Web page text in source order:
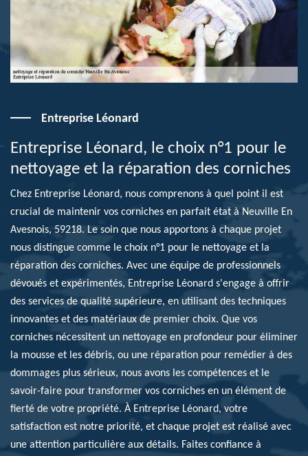
Entreprise Léonard
Entreprise Léonard, le choix n°1 pour le
nettoyage et la réparation des corniches
Chez Entreprise Léonard, nous comprenons à quel point il est
crucial de maintenir vos corniches en parfait état à Neuville En
Avesnois, 59218. Le soin que nous apportons à chaque projet
nous distingue comme le choix n°1 pour le nettoyage et la
réparation des corniches. Avec une équipe de professionnels
dévoués et expérimentés, Entreprise Léonard s'engage à offrir
des services de qualité supérieure, en utilisant des techniques
innovantes et des matériaux de premier choix. Que vos
corniches nécessitent un nettoyage en profondeur pour éliminer
la mousse et les débris, ou une réparation pour remédier à des
dommages plus sérieux, nous avons les compétences et le
savoir-faire pour transformer vos corniches en un élément de
fierté de votre propriété. À Entreprise Léonard, votre
satisfaction est notre priorité, et chaque projet est réalisé avec
une attention particulière aux détails. Faites confiance à